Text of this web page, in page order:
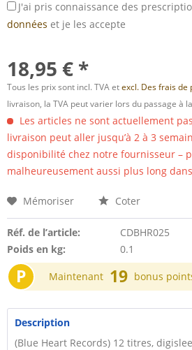
J'ai pris connaissance des
données et je les accepte
18,95 € *
Tous les prix sont incl. TVA etexcl. Des frais de
livraison, la TVA peut varier lors du passage à
Les articles ne sont actuellement
livraison peut aller jusqu’à 2 à 3
disponibilité chez notre fournisseur –
malheureusement aussi plus long
Mémoriser Coter
Réf. de l’article:
CDBHR025
Poids en kg:
0.1
P Maintenant 19 bonus
Description
(Blue Heart Records) 12 titres,